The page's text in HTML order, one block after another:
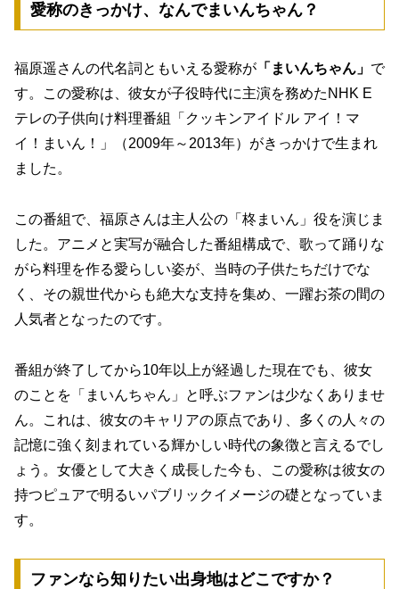
愛称のきっかけ、なんでまいんちゃん？
福原遥さんの代名詞ともいえる愛称が 「まいんちゃん」 で
す。この愛称は、彼女が子役時代に主演を務めたNHK E
テレの子供向け料理番組
「クッキンアイドル アイ！マ
イ！まいん！」（2009年～2013年） がきっかけで生まれ
ました。
この番組で、福原さんは主人公の「柊まいん」役を演じま
した。アニメと実写が融合した番組構成で、歌って踊りな
がら料理を作る愛らしい姿が、当時の子供たちだけでな
く、その親世代からも絶大な支持を集め、一躍お茶の間の
人気者となったのです。
番組が終了してから10年以上が経過した現在でも、彼女
のことを「まいんちゃん」と呼ぶファンは少なくありませ
ん。これは、彼女のキャリアの原点であり、多くの人々の
記憶に強く刻まれている輝かしい時代の象徴と言えるでし
ょう。女優として大きく成長した今も、この愛称は彼女の
持つピュアで明るいパブリックイメージの礎となっていま
す。
ファンなら知りたい出身地はどこですか？